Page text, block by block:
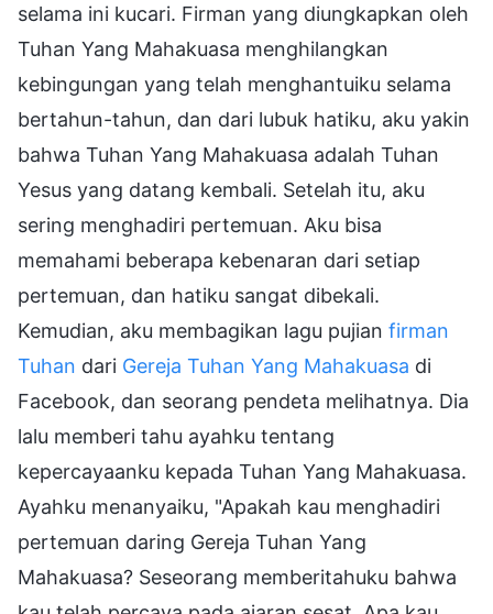
selama ini kucari. Firman yang diungkapkan oleh
Tuhan Yang Mahakuasa menghilangkan
kebingungan yang telah menghantuiku selama
bertahun-tahun, dan dari lubuk hatiku, aku yakin
bahwa Tuhan Yang Mahakuasa adalah Tuhan
Yesus yang datang kembali. Setelah itu, aku
sering menghadiri pertemuan. Aku bisa
memahami beberapa kebenaran dari setiap
pertemuan, dan hatiku sangat dibekali.
Kemudian, aku membagikan lagu pujian firman
Tuhan dari Gereja Tuhan Yang Mahakuasa di
Facebook, dan seorang pendeta melihatnya. Dia
lalu memberi tahu ayahku tentang
kepercayaanku kepada Tuhan Yang Mahakuasa.
Ayahku menanyaiku, "Apakah kau menghadiri
pertemuan daring Gereja Tuhan Yang
Mahakuasa? Seseorang memberitahuku bahwa